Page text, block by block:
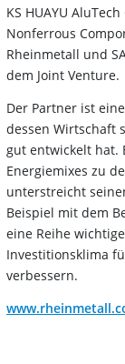
KS HUAYU
Nonferrous
Rheinmetall und
dem Joint Venture.
Der Partner ist
dessen Wirtschaft
gut entwickelt hat.
Energiemixes zu
unterstreicht
Beispiel mit dem
eine Reihe
Investitionsklima
verbessern.